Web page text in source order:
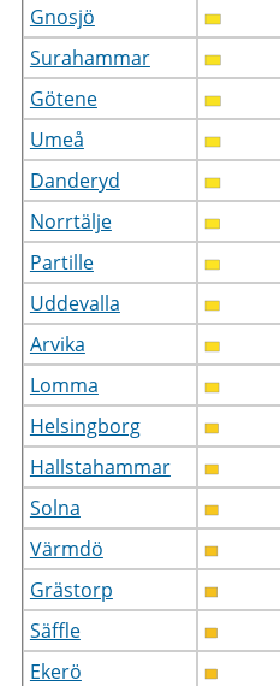
Gnosjö
Surahammar
Götene
Umeå
Danderyd
Norrtälje
Partille
Uddevalla
Arvika
Lomma
Helsingborg
Hallstahammar
Solna
Värmdö
Grästorp
Säffle
Ekerö